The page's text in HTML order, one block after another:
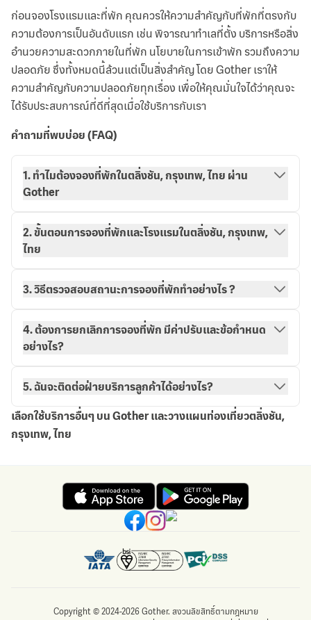
ก่อนจองโรงแรมและที่พัก คุณควรให้ความสำคัญกับที่พักที่ตรงกับ
ความต้องการเป็นอันดับแรก เช่น พิจารณาทำเลที่ตั้ง บริการหรือสิ่ง
อำนวยความสะดวกภายในที่พัก นโยบายในการเข้าพัก รวมถึงความ
ปลอดภัย ซึ่งทั้งหมดนี้ล้วนแต่เป็นสิ่งสำคัญ โดย Gother เราให้
ความสำคัญกับความปลอดภัยทุกเรื่อง เพื่อให้คุณมั่นใจได้ว่าคุณจะ
ได้รับประสบการณ์ที่ดีที่สุดเมื่อใช้บริการกับเรา
คำถามที่พบบ่อย (FAQ)
1. ทำไมต้องจองที่พักในตลิ่งชัน, กรุงเทพ, ไทย ผ่าน
Gother
2. ขั้นตอนการจองที่พักและโรงแรมในตลิ่งชัน, กรุงเทพ,
ไทย
3. วิธีตรวจสอบสถานะการจองที่พักทำอย่างไร ?
การจองของฉัน
4. ต้องการยกเลิกการจองที่พัก มีค่าปรับและข้อกำหนด
อย่างไร?
5. ฉันจะติดต่อฝ่ายบริการลูกค้าได้อย่างไร?
เลือกใช้บริการอื่นๆ บน Gother และวางแผนท่องเที่ยวตลิ่งชัน,
กรุงเทพ, ไทย
Copyright © 2024-2026 Gother. สงวนลิขสิทธิ์ตามกฎหมาย